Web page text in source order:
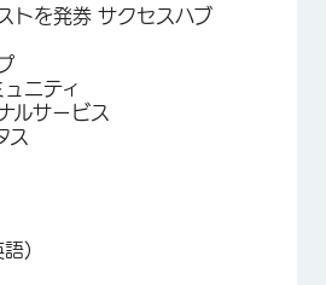
トを発券 サクセスハブ
ニティ
ルサービス
ス
)